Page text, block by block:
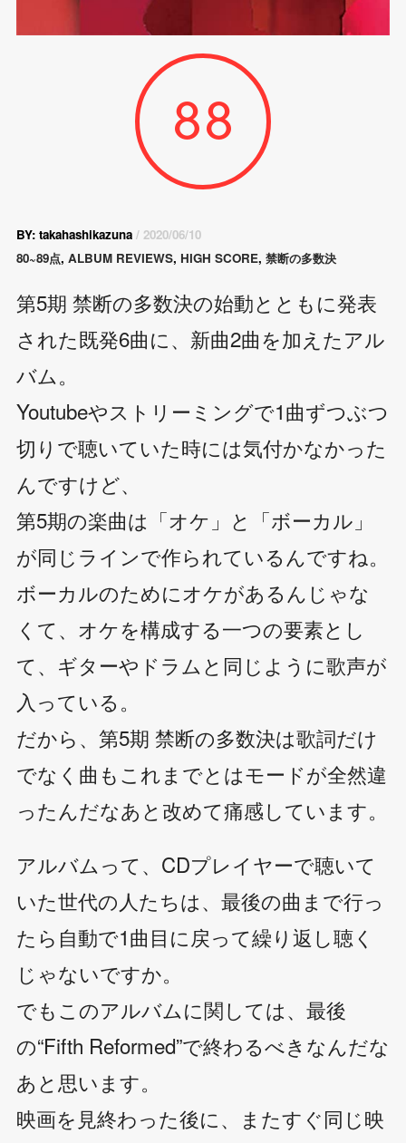
88
BY: takahashikazuna/ 2020/06/10
80~89点, ALBUM REVIEWS, HIGH SCORE, 禁断の多数決
第5期 禁断の多数決の始動とともに発表
された既発6曲に、新曲2曲を加えたアル
バム。
Youtubeやストリーミングで1曲ずつぶつ
切りで聴いていた時には気付かなかった
んですけど、
第5期の楽曲は「オケ」と「ボーカル」
が同じラインで作られているんですね。
ボーカルのためにオケがあるんじゃな
くて、オケを構成する一つの要素とし
て、ギターやドラムと同じように歌声が
入っている。
だから、第5期 禁断の多数決は歌詞だけ
でなく曲もこれまでとはモードが全然違
ったんだなあと改めて痛感しています。
アルバムって、CDプレイヤーで聴いて
いた世代の人たちは、最後の曲まで行っ
たら自動で1曲目に戻って繰り返し聴く
じゃないですか。
でもこのアルバムに関しては、最後
の“Fifth Reformed”で終わるべきなんだな
あと思います。
映画を見終わった後に、またすぐ同じ映